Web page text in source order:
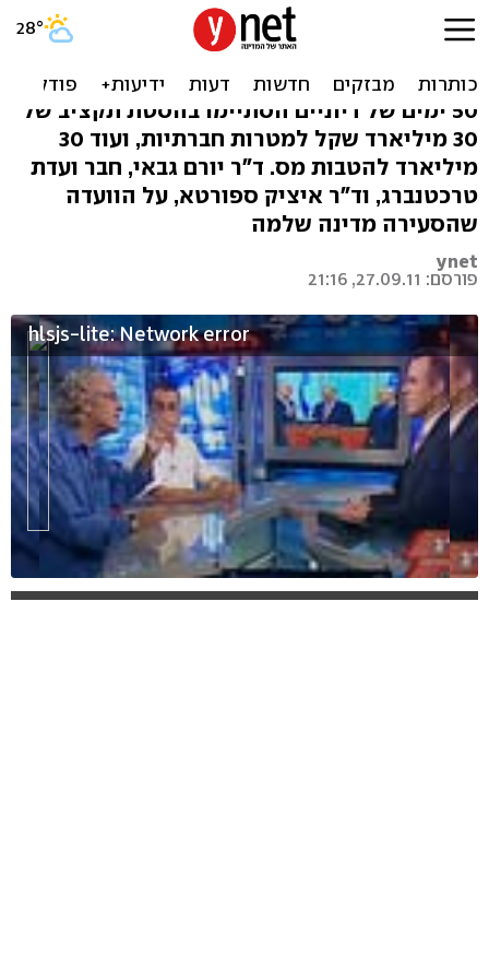
טרכטנברג אכזב? פרשני
"סוגרים חשבון" דנים
50 ימים של דיוניים הסתיימו בהסטת תקציב של
30 מיליארד שקל למטרות חברתיות, ועוד 30
מיליארד להטבות מס. ד"ר יורם גבאי, חבר ועדת
טרכטנברג, וד"ר איציק ספורטא, על הוועדה
שהסעירה מדינה שלמה
ynet
פורסם: 27.09.11, 21:16
hlsjs-lite: Network error